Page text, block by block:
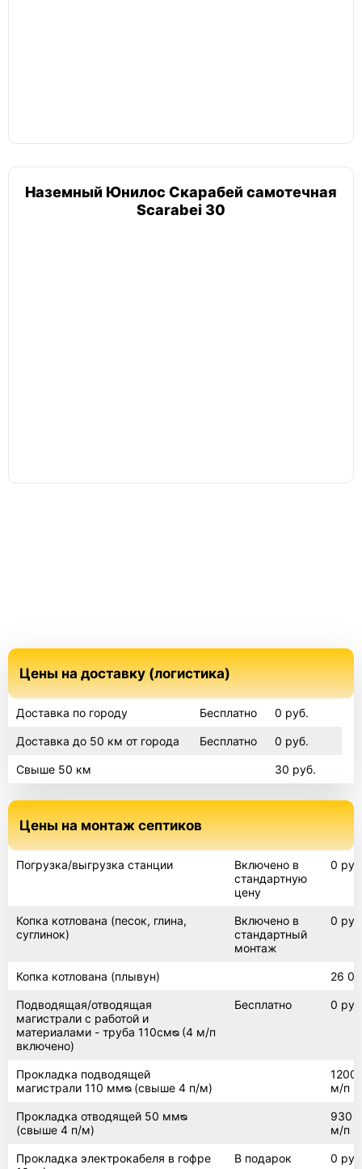
Наземный Юнилос Скарабей самотечная
Scarabei 30
Цены на доставку (логистика)
Доставка по городу Бесплатно 0 руб.
Доставка до 50 км от города Бесплатно 0 руб.
Свыше 50 км 30 руб.
Цены на монтаж септиков
Погрузка/выгрузка станции
Включено в
стандартную
цену
0
Копка котлована (песок, глина,
суглинок)
Включено в
стандартный
монтаж
0
Копка котлована (плывун) 26
Подводящая/отводящая
магистрали с работой и
материалами - труба 110смᴓ (4 м/п
включено)
Бесплатно 0
Прокладка подводящей
магистрали 110 ммᴓ (свыше 4 п/м)
1200
м/п
Прокладка отводящей 50 ммᴓ
(свыше 4 п/м)
930
м/п
Прокладка электрокабеля в гофре
В подарок 0